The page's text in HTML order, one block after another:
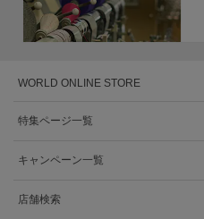
WORLD ONLINE STORE
特集ページ一覧
キャンペーン一覧
店舗検索